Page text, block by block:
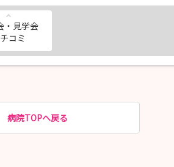
・見学会
コミ
病院TOPへ戻る